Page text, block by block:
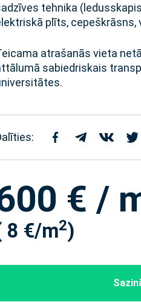
tehnika
plīts, cepeškrāsns,
atrašanās vieta
sabiedriskais
€ /
8 €/m2)